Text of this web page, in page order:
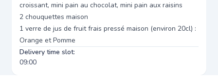
croissant, mini pain au chocolat, mini pain aux raisins
2 chouquettes maison
1 verre de jus de fruit frais pressé maison (environ 20cl) :
Orange et Pomme
Delivery time slot:
09:00